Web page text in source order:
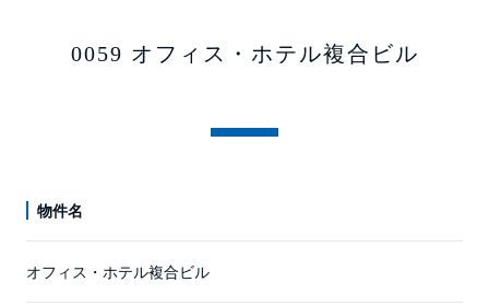
0059 オフィス・ホテル複合ビル
物件名
オフィス・ホテル複合ビル